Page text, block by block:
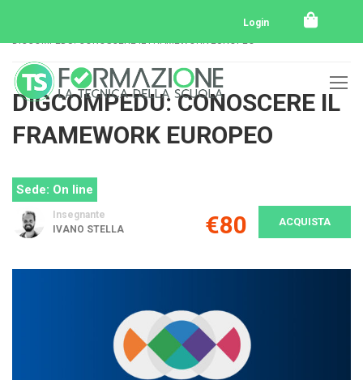
Login
DIGCOMPEDU: CONOSCERE IL FRAMEWORK EUROPEO
DIGCOMPEDU: CONOSCERE IL
FRAMEWORK EUROPEO
Sede: On line
Insegnante
IVANO STELLA
€80 ACQUISTA